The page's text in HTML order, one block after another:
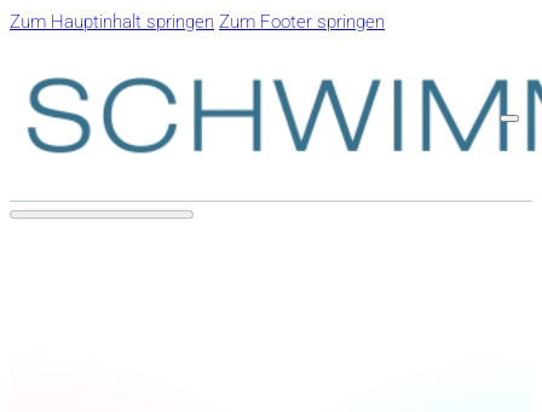
Zum Hauptinhalt springen Zum Footer springen